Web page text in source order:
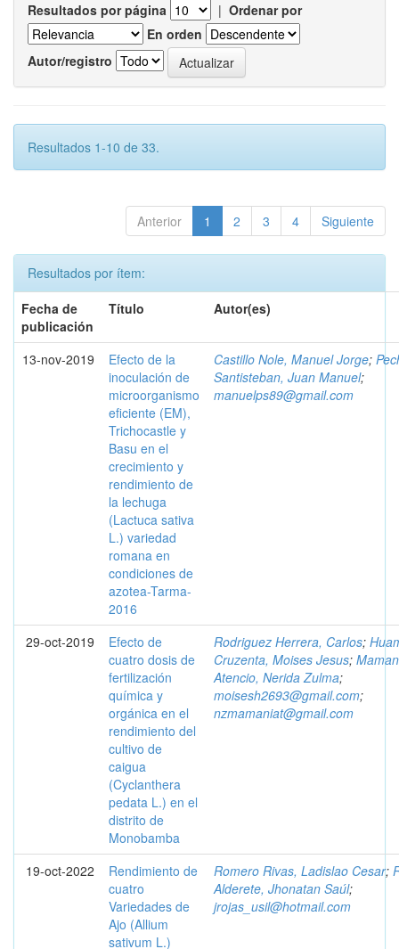
Resultados por página | Ordenar por
En orden
Autor/registro
Resultados 1-10 de 33.
Anterior 1 2 3 4 Siguiente
Resultados por ítem:
Fecha de
publicación
Título Autor(es)
13-nov-2019
Efecto de la
inoculación de
microorganismo
eficiente (EM),
Trichocastle y
Basu en el
crecimiento y
rendimiento de
la lechuga
(Lactuca sativa
L.) variedad
romana en
condiciones de
azotea-Tarma-
2016
Castillo Nole, Manuel Jorge;
Santisteban, Juan Manuel;
manuelps89@gmail.com
29-oct-2019
Efecto de
cuatro dosis de
fertilización
química y
orgánica en el
rendimiento del
cultivo de
caigua
(Cyclanthera
pedata L.) en el
distrito de
Monobamba
Rodriguez Herrera, Carlos;
Cruzenta, Moises Jesus;
Atencio, Nerida Zulma;
moisesh2693@gmail.com;
nzmamaniat@gmail.com
19-oct-2022
Rendimiento de
cuatro
Variedades de
Ajo (Allium
sativum L.)
Romero Rivas, Ladislao Cesar;
Alderete, Jhonatan Saúl;
jrojas_usil@hotmail.com